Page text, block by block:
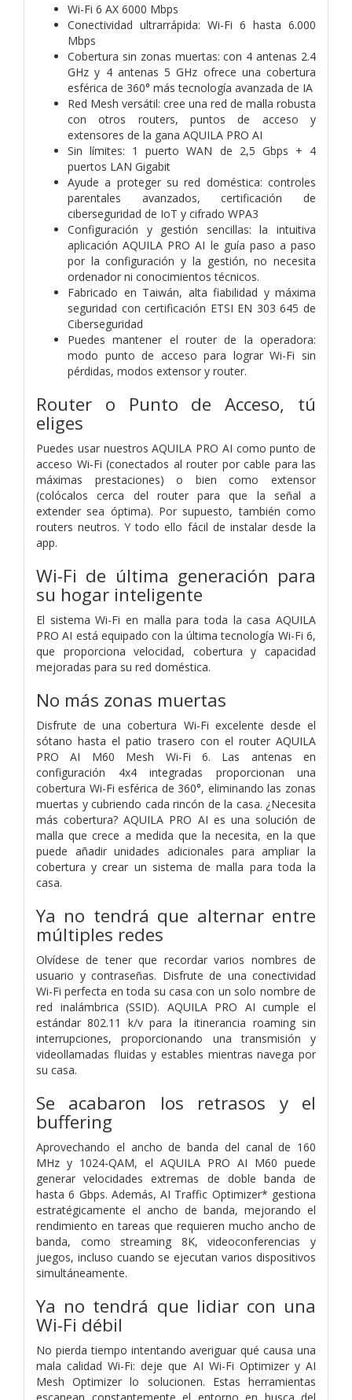
Wi-Fi 6 AX 6000 Mbps
Conectividad ultrarrápida: Wi-Fi 6 hasta 6.000
Mbps
Cobertura sin zonas muertas: con 4 antenas 2.4
GHz y 4 antenas 5 GHz ofrece una cobertura
esférica de 360° más tecnología avanzada de IA
Red Mesh versátil: cree una red de malla robusta
con otros routers, puntos de acceso y
extensores de la gana AQUILA PRO AI
Sin límites: 1 puerto WAN de 2,5 Gbps + 4
puertos LAN Gigabit
Ayude a proteger su red doméstica: controles
parentales avanzados, certificación de
ciberseguridad de IoT y cifrado WPA3
Configuración y gestión sencillas: la intuitiva
aplicación AQUILA PRO AI le guía paso a paso
por la configuración y la gestión, no necesita
ordenador ni conocimientos técnicos.
Fabricado en Taiwán, alta fiabilidad y máxima
seguridad con certificación ETSI EN 303 645 de
Ciberseguridad
Puedes mantener el router de la operadora:
modo punto de acceso para lograr Wi-Fi sin
pérdidas, modos extensor y router.
Router o Punto de Acceso, tú
eliges
Puedes usar nuestros AQUILA PRO AI como punto de
acceso Wi-Fi (conectados al router por cable para las
máximas prestaciones) o bien como extensor
(colócalos cerca del router para que la señal a
extender sea óptima). Por supuesto, también como
routers neutros. Y todo ello fácil de instalar desde la
app.
Wi-Fi de última generación para
su hogar inteligente
El sistema Wi-Fi en malla para toda la casa AQUILA
PRO AI está equipado con la última tecnología Wi-Fi 6,
que proporciona velocidad, cobertura y capacidad
mejoradas para su red doméstica.
No más zonas muertas
Disfrute de una cobertura Wi-Fi excelente desde el
sótano hasta el patio trasero con el router AQUILA
PRO AI M60 Mesh Wi-Fi 6. Las antenas en
configuración 4x4 integradas proporcionan una
cobertura Wi-Fi esférica de 360°, eliminando las zonas
muertas y cubriendo cada rincón de la casa. ¿Necesita
más cobertura? AQUILA PRO AI es una solución de
malla que crece a medida que la necesita, en la que
puede añadir unidades adicionales para ampliar la
cobertura y crear un sistema de malla para toda la
casa.
Ya no tendrá que alternar entre
múltiples redes
Olvídese de tener que recordar varios nombres de
usuario y contraseñas. Disfrute de una conectividad
Wi-Fi perfecta en toda su casa con un solo nombre de
red inalámbrica (SSID). AQUILA PRO AI cumple el
estándar 802.11 k/v para la itinerancia roaming sin
interrupciones, proporcionando una transmisión y
videollamadas fluidas y estables mientras navega por
su casa.
Se acabaron los retrasos y el
buffering
Aprovechando el ancho de banda del canal de 160
MHz y 1024-QAM, el AQUILA PRO AI M60 puede
generar velocidades extremas de doble banda de
hasta 6 Gbps. Además, AI Traffic Optimizer* gestiona
estratégicamente el ancho de banda, mejorando el
rendimiento en tareas que requieren mucho ancho de
banda, como streaming 8K, videoconferencias y
juegos, incluso cuando se ejecutan varios dispositivos
simultáneamente.
Ya no tendrá que lidiar con una
Wi-Fi débil
No pierda tiempo intentando averiguar qué causa una
mala calidad Wi-Fi: deje que AI Wi-Fi Optimizer y AI
Mesh Optimizer lo solucionen. Estas herramientas
escanean constantemente el entorno en busca del